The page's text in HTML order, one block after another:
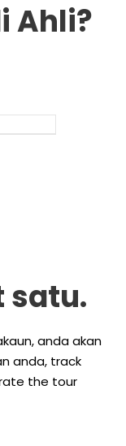
Ahli?
satu.
anda akan
anda, track
the tour